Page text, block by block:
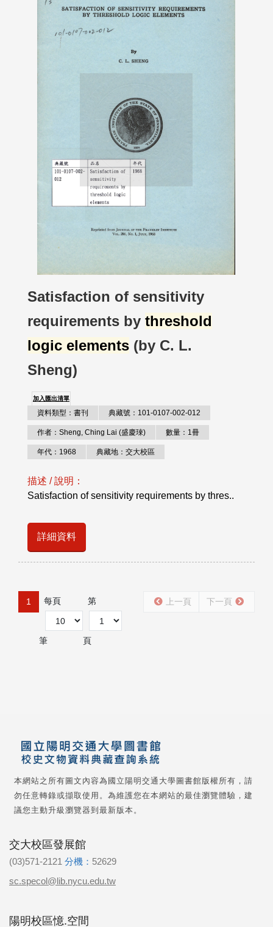
Satisfaction of sensitivity
requirements by threshold
logic elements (by C. L.
Sheng)
加入匯出清單
資料類型：書刊 典藏號：101-0107-002-012
作者：Sheng, Ching Lai (盛慶琜) 數量：1冊
年代：1968 典藏地：交大校區
描述 / 說明：
Satisfaction of sensitivity requirements by thres..
詳細資料
1 每頁
筆
第
頁
上一頁 下一頁
本網站之所有圖文內容為國立陽明交通大學圖書館版權所有，請
勿任意轉錄或擷取使用。為維護您在本網站的最佳瀏覽體驗，建
議您主動升級瀏覽器到最新版本。
交大校區發展館
(03)571-2121 分機： 52629
sc.specol@lib.nycu.edu.tw
陽明校區憶.空間